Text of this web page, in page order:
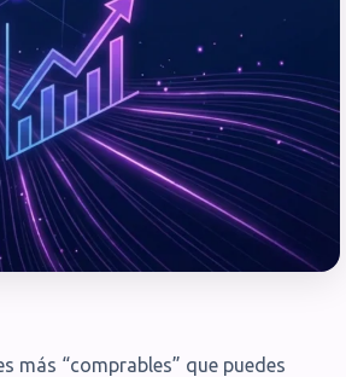
más “comprables” que puedes